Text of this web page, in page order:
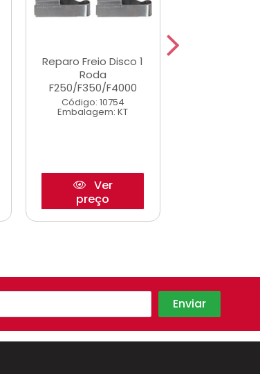
Reparo Freio Disco 1
Roda
F250/F350/F4000
Código: 10754
Embalagem: KT
Ver
preço